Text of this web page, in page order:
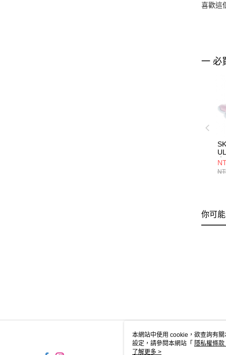
喜歡這
一 必
你可
本網站中使用 cookie，欲查詢有
設定，請參閱本網站「 隱私權條款
使用 cookie。
了解更多 >